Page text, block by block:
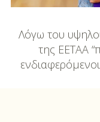
Λόγω του
της ΕΕΤΑΑ